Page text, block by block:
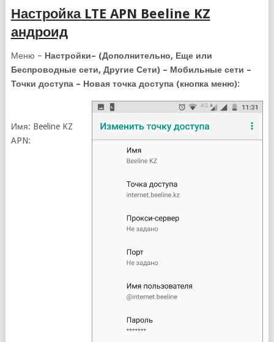
Настройка LTE APN Beeline KZ
андроид
Меню – Настройки– (Дополнительно, Еще или
Беспроводные сети, Другие Сети) – Мобильные сети –
Точки доступа – Новая точка доступа (кнопка меню):
Имя: Beeline KZ
APN: